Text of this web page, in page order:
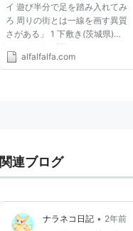
イ 遊び半分で足を踏み入れてみ
ろ 周りの街とは一線を画す異質
さがある」 1 下敷き(茨城県)
:2010/01/03(日) 18:57:51.00
ID:z0f9m7Oh ?PLT(12333) ポイ
alfalfalfa.com
関連ブログ
ナラネコ日記 • 2年前